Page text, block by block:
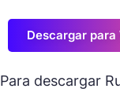
Descargar para
Para descargar